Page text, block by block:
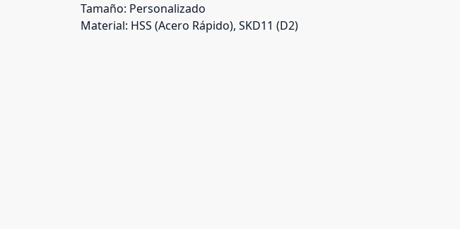
Tamaño: Personalizado
Material: HSS (Acero Rápido), SKD11 (D2)